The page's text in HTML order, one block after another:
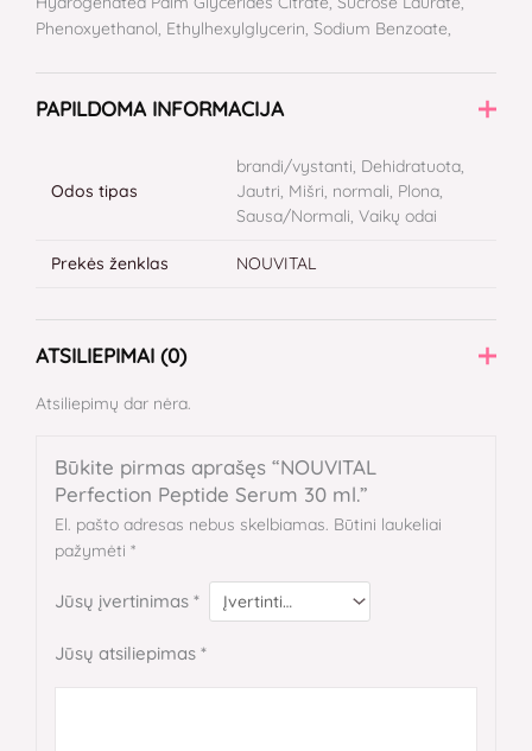
Phenoxyethanol, Ethylhexylglycerin, Sodium Benzoate,
PAPILDOMA INFORMACIJA
Odos tipas
brandi/vystanti, Dehidratuota,
Jautri, Mišri, normali, Plona,
Sausa/Normali, Vaikų odai
Prekės ženklas NOUVITAL
ATSILIEPIMAI (0)
Atsiliepimų dar nėra.
Būkite pirmas aprašęs “NOUVITAL
Perfection Peptide Serum 30 ml.”
El. pašto adresas nebus skelbiamas. Būtini laukeliai
pažymėti *
Jūsų įvertinimas *
Jūsų atsiliepimas *